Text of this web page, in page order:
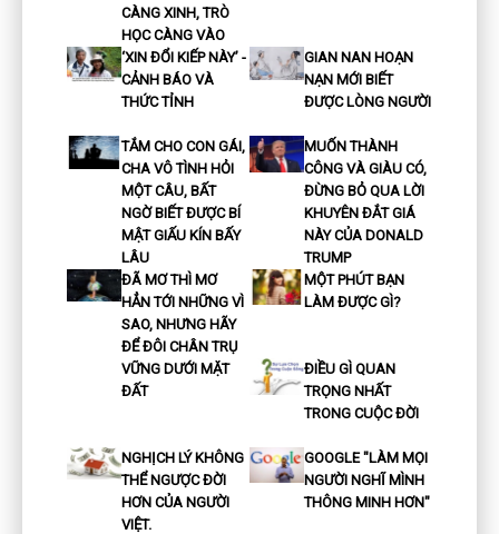
CÀNG XINH, TRÒ
HỌC CÀNG VÀO
‘XIN ĐỔI KIẾP NÀY’ -
CẢNH BÁO VÀ
THỨC TỈNH
GIAN NAN HOẠN
NẠN MỚI BIẾT
ĐƯỢC LÒNG NGƯỜI
TẮM CHO CON GÁI,
CHA VÔ TÌNH HỎI
MỘT CÂU, BẤT
NGỜ BIẾT ĐƯỢC BÍ
MẬT GIẤU KÍN BẤY
LÂU
MUỐN THÀNH
CÔNG VÀ GIÀU CÓ,
ĐỪNG BỎ QUA LỜI
KHUYÊN ĐẮT GIÁ
NÀY CỦA DONALD
TRUMP
ĐÃ MƠ THÌ MƠ
HẲN TỚI NHỮNG VÌ
SAO, NHƯNG HÃY
ĐỂ ĐÔI CHÂN TRỤ
VỮNG DƯỚI MẶT
ĐẤT
MỘT PHÚT BẠN
LÀM ĐƯỢC GÌ?
ĐIỀU GÌ QUAN
TRỌNG NHẤT
TRONG CUỘC ĐỜI
NGHỊCH LÝ KHÔNG
THỂ NGƯỢC ĐỜI
HƠN CỦA NGƯỜI
VIỆT.
GOOGLE "LÀM MỌI
NGƯỜI NGHĨ MÌNH
THÔNG MINH HƠN"